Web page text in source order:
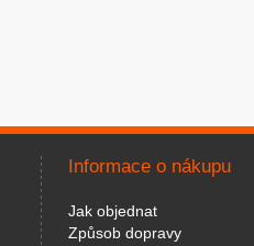
Informace o nákupu
Jak objednat
Způsob dopravy